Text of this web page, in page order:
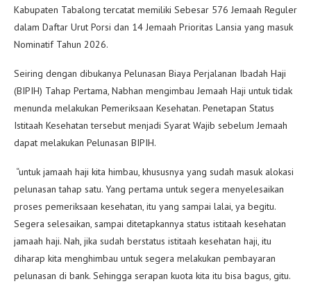
Kabupaten Tabalong tercatat memiliki Sebesar 576 Jemaah Reguler
dalam Daftar Urut Porsi dan 14 Jemaah Prioritas Lansia yang masuk
Nominatif Tahun 2026.
Seiring dengan dibukanya Pelunasan Biaya Perjalanan Ibadah Haji
(BIPIH) Tahap Pertama, Nabhan mengimbau Jemaah Haji untuk tidak
menunda melakukan Pemeriksaan Kesehatan. Penetapan Status
Istitaah Kesehatan tersebut menjadi Syarat Wajib sebelum Jemaah
dapat melakukan Pelunasan BIPIH.
“untuk jamaah haji kita himbau, khususnya yang sudah masuk alokasi
pelunasan tahap satu. Yang pertama untuk segera menyelesaikan
proses pemeriksaan kesehatan, itu yang sampai lalai, ya begitu.
Segera selesaikan, sampai ditetapkannya status istitaah kesehatan
jamaah haji. Nah, jika sudah berstatus istitaah kesehatan haji, itu
diharap kita menghimbau untuk segera melakukan pembayaran
pelunasan di bank. Sehingga serapan kuota kita itu bisa bagus, gitu.